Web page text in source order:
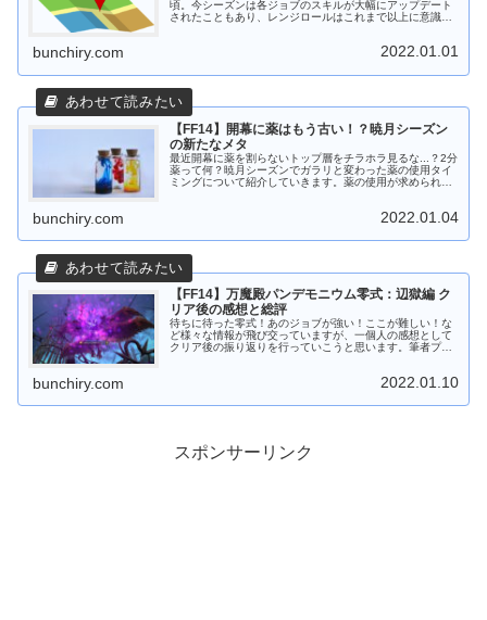
頃。今シーズンは各ジョブのスキルが大幅にアップデート
されたこともあり、レンジロールはこれまで以上に意識す
bunchiry.com 2022.01.01
【FF14】開幕に薬はもう古い！？暁月シーズン
の新たなメタ
最近開幕に薬を割らないトップ層をチラホラ見るな...？2分
薬って何？暁月シーズンでガラリと変わった薬の使用タイ
ミングについて紹介していきます。薬の使用が求められる
bunchiry.com 2022.01.04
【FF14】万魔殿パンデモニウム零式：辺獄編 ク
リア後の感想と総評
待ちに待った零式！あのジョブが強い！ここが難しい！な
ど様々な情報が飛び交っていますが、一個人の感想として
クリア後の振り返りを行っていこうと思います。筆者プロ
bunchiry.com 2022.01.10
スポンサーリンク